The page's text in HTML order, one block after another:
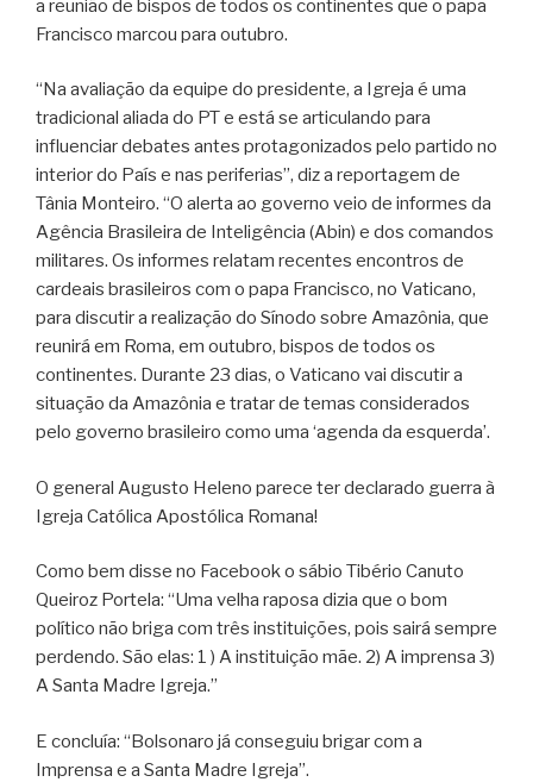
a reunião de bispos de todos os continentes que o papa
Francisco marcou para outubro.
“Na avaliação da equipe do presidente, a Igreja é uma
tradicional aliada do PT e está se articulando para
influenciar debates antes protagonizados pelo partido no
interior do País e nas periferias”, diz a reportagem de
Tânia Monteiro. “O alerta ao governo veio de informes da
Agência Brasileira de Inteligência (Abin) e dos comandos
militares. Os informes relatam recentes encontros de
cardeais brasileiros com o papa Francisco, no Vaticano,
para discutir a realização do Sínodo sobre Amazônia, que
reunirá em Roma, em outubro, bispos de todos os
continentes. Durante 23 dias, o Vaticano vai discutir a
situação da Amazônia e tratar de temas considerados
pelo governo brasileiro como uma ‘agenda da esquerda’.
O general Augusto Heleno parece ter declarado guerra à
Igreja Católica Apostólica Romana!
Como bem disse no Facebook o sábio Tibério Canuto
Queiroz Portela: “Uma velha raposa dizia que o bom
político não briga com três instituições, pois sairá sempre
perdendo. São elas: 1 ) A instituição mãe. 2) A imprensa 3)
A Santa Madre Igreja.”
E concluía: “Bolsonaro já conseguiu brigar com a
Imprensa e a Santa Madre Igreja”.